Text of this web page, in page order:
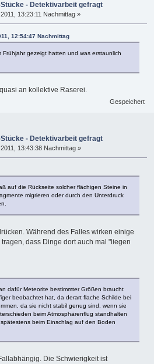
- Detektivarbeit gefragt
13:23:11 Nachmittag »
12:54:47 Nachmittag
Frühjahr gezeigt hatten und was erstaunlich
an kollektive Raserei.
Gespeichert
- Detektivarbeit gefragt
13:43:38 Nachmittag »
auf die Rückseite solcher flächigen Steine in
migrieren oder durch den Unterdruck
Während des Falles wirken einige
dass Dinge dort auch mal "liegen
dafür Meteorite bestimmter Größen braucht
beobachtet hat, da derart flache Schilde bei
da sie nicht stabil genug sind, wenn sie
beim Atmosphärenflug standhalten
beim Einschlag auf den Boden
Die Schwierigkeit ist